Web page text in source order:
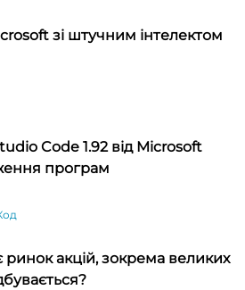
зі штучним інтелектом
Code 1.92 від Microsoft
програм
ринок акцій, зокрема великих